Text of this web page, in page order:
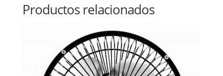
Productos relacionados